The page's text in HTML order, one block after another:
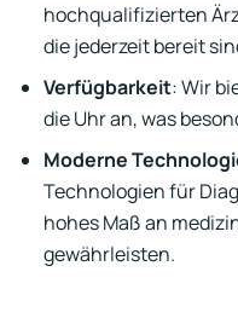
hochqualifizierten
die jederzeit bereit
Verfügbarkeit: Wir
die Uhr an, was
Moderne
Technologien für
hohes Maß an
gewährleisten.